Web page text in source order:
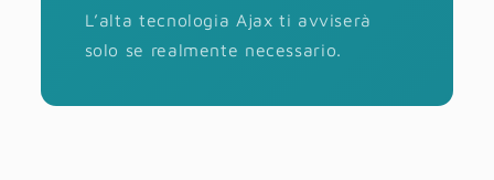
L’alta tecnologia Ajax ti avviserà
solo se realmente necessario.